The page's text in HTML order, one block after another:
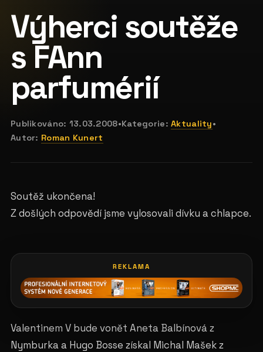
Výherci soutěže
s FAnn
parfumérií
Publikováno: 13.03.2008•Kategorie:Aktuality•
Autor: Roman Kunert
Soutěž ukončena!
Z došlých odpovědí jsme vylosovali dívku a chlapce.
REKLAMA
Valentinem V bude vonět Aneta Balbínová z
Nymburka a Hugo Bosse získal Michal Mašek z